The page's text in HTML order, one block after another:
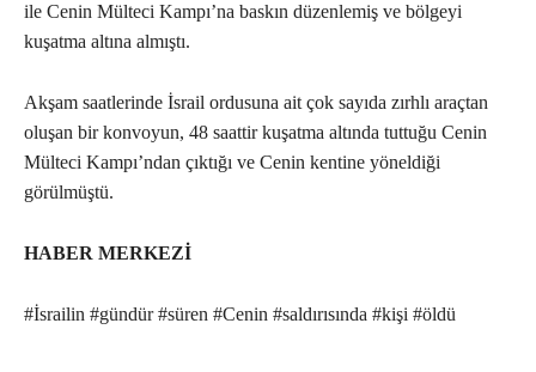
ile Cenin Mülteci Kampı’na baskın düzenlemiş ve bölgeyi
kuşatma altına almıştı.
Akşam saatlerinde İsrail ordusuna ait çok sayıda zırhlı araçtan
oluşan bir konvoyun, 48 saattir kuşatma altında tuttuğu Cenin
Mülteci Kampı’ndan çıktığı ve Cenin kentine yöneldiği
görülmüştü.
HABER MERKEZİ
#İsrailin #gündür #süren #Cenin #saldırısında #kişi #öldü